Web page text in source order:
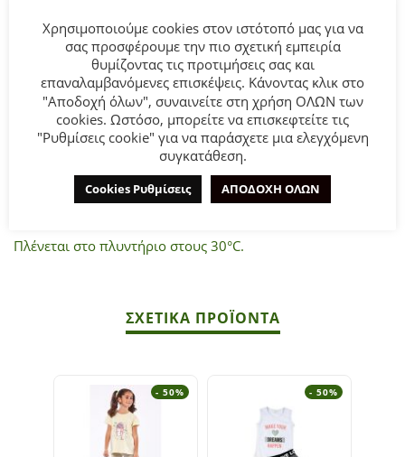
ΠΕΡΙΓΡΑΦΉ
Παιδικό σετ μπλουζοφόρεμα & κολάν for Funky Kids για
κορίτσι από 6 έως 16 ετών σε μπλε χρώμα με τύπωμα και
ανθρακί κολάν.
Σύνθεση:95% COTTON-5% ELASTAN.
Πλένεται στο πλυντήριο στους 30°C.
ΣΧΕΤΙΚΆ ΠΡΟΪΌΝΤΑ
- 50% - 50%
Χρησιμοποιούμε cookies στον ιστότοπό μας για να
σας προσφέρουμε την πιο σχετική εμπειρία
θυμίζοντας τις προτιμήσεις σας και
επαναλαμβανόμενες επισκέψεις. Κάνοντας κλικ στο
"Αποδοχή όλων", συναινείτε στη χρήση ΟΛΩΝ των
cookies. Ωστόσο, μπορείτε να επισκεφτείτε τις
"Ρυθμίσεις cookie" για να παράσχετε μια ελεγχόμενη
συγκατάθεση.
Cookies Ρυθμίσεις ΑΠΟΔΟΧΗ ΟΛΩΝ